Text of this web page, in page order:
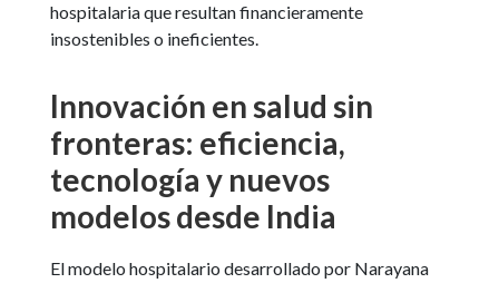
hospitalaria que resultan financieramente
insostenibles o ineficientes.
Innovación en salud sin
fronteras: eficiencia,
tecnología y nuevos
modelos desde India
El modelo hospitalario desarrollado por Narayana